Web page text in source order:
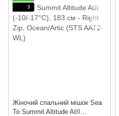
3
Жіночий спальний мішок Sea
To Summit Altitude AtII